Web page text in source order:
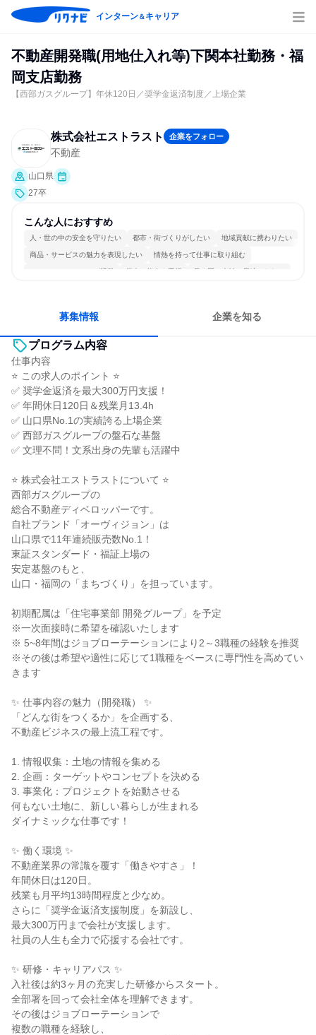
インターン＆キャリア
不動産開発職(用地仕入れ等)下関本社勤務・福
岡支店勤務
【西部ガスグループ】年休120日／奨学金返済制度／上場企業
株式会社エストラスト 企業をフォロー
不動産
山口県
27卒
こんな人におすすめ
人・世の中の安全を守りたい 都市・街づくりがしたい 地域貢献に携わりたい
商品・サービスの魅力を表現したい 情熱を持って仕事に取り組む
コミュニケーションが活発 個人の能力を重視 長く同じ会社に居続けられる
募集情報 企業を知る
プログラム内容
仕事内容
⭐ この求人のポイント ⭐
✅ 奨学金返済を最大300万円支援！
✅ 年間休日120日＆残業月13.4h
✅ 山口県No.1の実績誇る上場企業
✅ 西部ガスグループの盤石な基盤
✅ 文理不問！文系出身の先輩も活躍中
⭐ 株式会社エストラストについて ⭐
西部ガスグループの
総合不動産ディベロッパーです。
自社ブランド「オーヴィジョン」は
山口県で11年連続販売数No.1！
東証スタンダード・福証上場の
安定基盤のもと、
山口・福岡の「まちづくり」を担っています。
初期配属は「住宅事業部 開発グループ」を予定
※一次面接時に希望を確認いたします
※ 5~8年間はジョブローテーションにより2～3職種の経験を推奨
※その後は希望や適性に応じて1職種をベースに専門性を高めてい
きます
✨ 仕事内容の魅力（開発職） ✨
「どんな街をつくるか」を企画する、
不動産ビジネスの最上流工程です。
1. 情報収集：土地の情報を集める
2. 企画：ターゲットやコンセプトを決める
3. 事業化：プロジェクトを始動させる
何もない土地に、新しい暮らしが生まれる
ダイナミックな仕事です！
✨ 働く環境 ✨
不動産業界の常識を覆す「働きやすさ」！
年間休日は120日。
残業も月平均13時間程度と少なめ。
さらに「奨学金返済支援制度」を新設し、
最大300万円まで会社が支援します。
社員の人生も全力で応援する会社です。
✨ 研修・キャリアパス ✨
入社後は約3ヶ月の充実した研修からスタート。
全部署を回って会社全体を理解できます。
その後はジョブローテーションで
複数の職種を経験し、